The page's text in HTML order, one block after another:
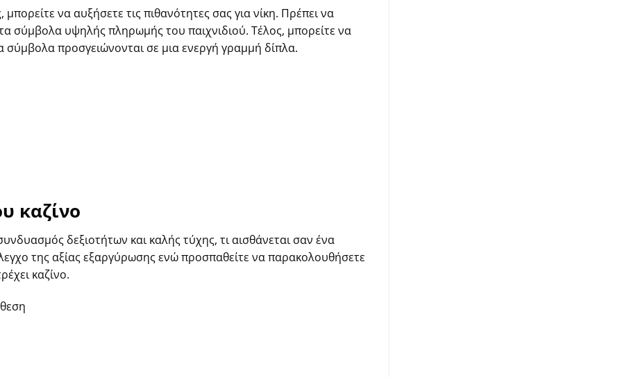
να αυξήσετε τις πιθανότητες σας για νίκη. Πρέπει να
σύμβολα υψηλής πληρωμής του παιχνιδιού. Τέλος, μπορείτε να
σύμβολα προσγειώνονται σε μια ενεργή γραμμή δίπλα.
καζίνο
δεξιοτήτων και καλής τύχης, τι αισθάνεται σαν ένα
της αξίας εξαργύρωσης ενώ προσπαθείτε να παρακολουθήσετε
καζίνο.